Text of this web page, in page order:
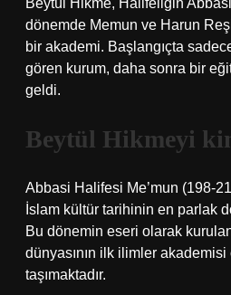
Beytül Hikme, Halifeliğin
dönemde Memun ve Harun
bir akademi. Başlangıçta
gören kurum, daha sonra bir
geldi.
Beytül Hikmeyi
Abbasi Halifesi Me’mun (198-
İslam kültür tarihinin en parlak
Bu dönemin eseri olarak
dünyasının ilk ilimler
taşımaktadır.